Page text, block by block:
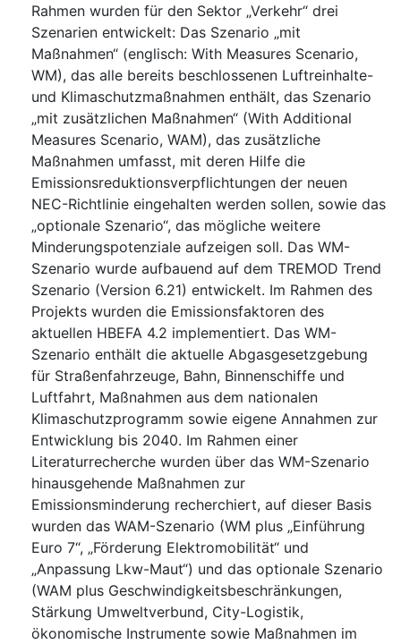
Rahmen wurden für den Sektor „Verkehr“ drei
Szenarien entwickelt: Das Szenario „mit
Maßnahmen“ (englisch: With Measures Scenario,
WM), das alle bereits beschlossenen Luftreinhalte-
und Klimaschutzmaßnahmen enthält, das Szenario
„mit zusätzlichen Maßnahmen“ (With Additional
Measures Scenario, WAM), das zusätzliche
Maßnahmen umfasst, mit deren Hilfe die
Emissionsreduktionsverpflichtungen der neuen
NEC-Richtlinie eingehalten werden sollen, sowie das
„optionale Szenario“, das mögliche weitere
Minderungspotenziale aufzeigen soll. Das WM-
Szenario wurde aufbauend auf dem TREMOD Trend
Szenario (Version 6.21) entwickelt. Im Rahmen des
Projekts wurden die Emissionsfaktoren des
aktuellen HBEFA 4.2 implementiert. Das WM-
Szenario enthält die aktuelle Abgasgesetzgebung
für Straßenfahrzeuge, Bahn, Binnenschiffe und
Luftfahrt, Maßnahmen aus dem nationalen
Klimaschutzprogramm sowie eigene Annahmen zur
Entwicklung bis 2040. Im Rahmen einer
Literaturrecherche wurden über das WM-Szenario
hinausgehende Maßnahmen zur
Emissionsminderung recherchiert, auf dieser Basis
wurden das WAM-Szenario (WM plus „Einführung
Euro 7“, „Förderung Elektromobilität“ und
„Anpassung Lkw-Maut“) und das optionale Szenario
(WAM plus Geschwindigkeitsbeschränkungen,
Stärkung Umweltverbund, City-Logistik,
ökonomische Instrumente sowie Maßnahmen im